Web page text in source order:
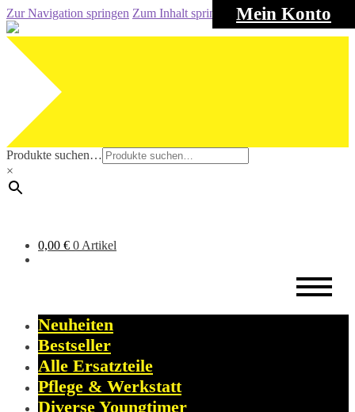
Mein Konto
Zur Navigation springen Zum Inhalt springen
Produkte suchen…
×
0,00 € 0 Artikel
Neuheiten
Bestseller
Alle Ersatzteile
Pflege & Werkstatt
Diverse Youngtimer